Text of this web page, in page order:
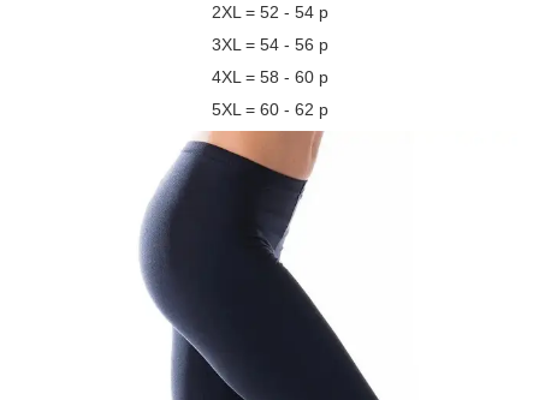
2XL = 52 - 54 р
3XL = 54 - 56 р
4XL = 58 - 60 р
5XL = 60 - 62 р